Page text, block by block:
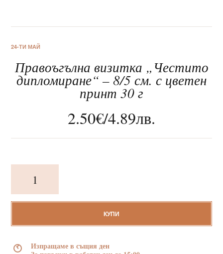
За нас
Клиентско обслужване
24-ТИ МАЙ
Правоъгълна визитка „Честито
дипломиране“ – 8/5 см. с цветен
принт 30 г
2.50€/4.89лв.
Правоъгълна
визитка
дипломиране“
8/5
КУПИ
Изпращаме в същия ден